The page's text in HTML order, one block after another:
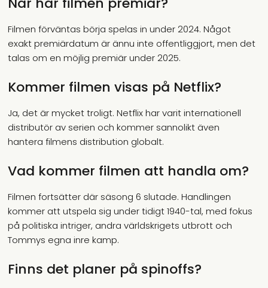
Filmen förväntas börja spelas in under 2024. Något
exakt premiärdatum är ännu inte offentliggjort, men det
talas om en möjlig premiär under 2025.
Kommer filmen visas på Netflix?
Ja, det är mycket troligt. Netflix har varit internationell
distributör av serien och kommer sannolikt även
hantera filmens distribution globalt.
Vad kommer filmen att handla om?
Filmen fortsätter där säsong 6 slutade. Handlingen
kommer att utspela sig under tidigt 1940-tal, med fokus
på politiska intriger, andra världskrigets utbrott och
Tommys egna inre kamp.
Finns det planer på spinoffs?